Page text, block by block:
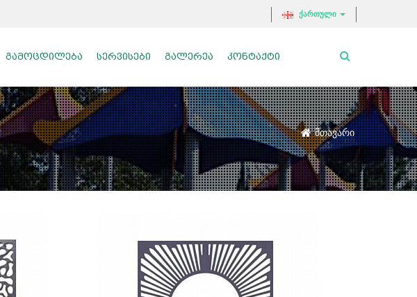
ქართული
ᲒᲐᲛᲝᲪᲓᲘᲚᲔᲑᲐ ᲡᲔᲠᲕᲘᲡᲔᲑᲘ ᲒᲐᲚᲔᲠᲔᲐ ᲙᲝᲜᲢᲐᲥᲢᲘ
მთავარი